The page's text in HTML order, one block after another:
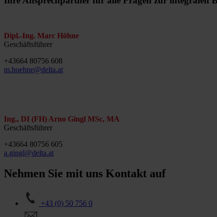
Dipl.-Ing. Marc Höhne
Geschäftsführer
+43664 80756 608
m.hoehne@delta.at
Ing., DI (FH) Arno Gingl MSc, MA
Geschäftsführer
+43664 80756 605
a.gingl@delta.at
Nehmen Sie mit uns Kontakt auf
+43 (0) 50 756 0